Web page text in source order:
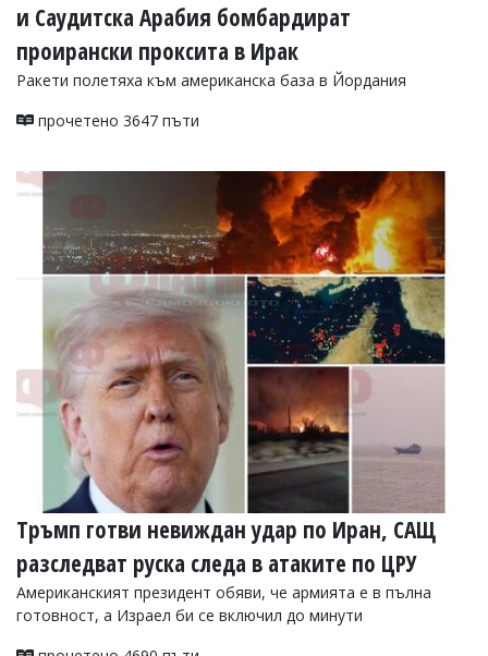
вас
коментар,
моля
сигнализирайте
и Саудитска Арабия бомбардират
проирански проксита в Ирак
Ракети полетяха към американска база в Йордания
прочетено 3647 пъти
Тръмп готви невиждан удар по Иран, САЩ
разследват руска следа в атаките по ЦРУ
Американският президент обяви, че армията е в пълна
готовност, а Израел би се включил до минути